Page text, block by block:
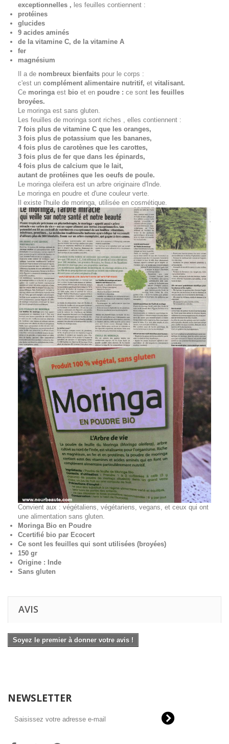
exceptionnelles , les feuilles contiennent :
protéines
glucides
9 acides aminés
de la vitamine C, de la vitamine A
fer
magnésium
Il a de nombreux bienfaits pour le corps :
c'est un complément alimentaire nutritif, et vitalisant.
Ce moringa est bio et en poudre : ce sont les feuilles
broyées.
Le moringa est sans gluten.
Les feuilles de moringa sont riches , elles contiennent :
7 fois plus de vitamine C que les oranges,
3 fois plus de potassium que les bananes,
4 fois plus de carotènes que les carottes,
3 fois plus de fer que dans les épinards,
4 fois plus de calcium que le lait,
autant de protéines que les oeufs de poule.
Le moringa oleifera est un arbre originaire d'Inde.
Le moringa en poudre et d'une couleur verte.
Il existe l'huile de moringa, utilisée en cosmétique.
Convient aux : végétaliens, végétariens, vegans, et ceux qui ont
une alimentation sans gluten.
Moringa Bio en Poudre
Ccertifié bio par Ecocert
Ce sont les feuilles qui sont utilisées (broyées)
150 gr
Origine : Inde
Sans gluten
AVIS
Soyez le premier à donner votre avis !
NEWSLETTER